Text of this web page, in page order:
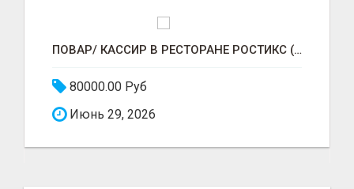
ПОВАР/ КАССИР В РЕСТОРАНЕ РОСТИКС (КФС)
80000.00 Руб
Июнь 29, 2026